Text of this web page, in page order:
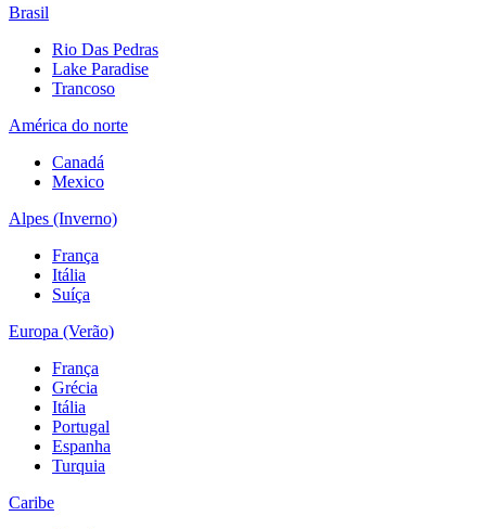
Brasil
Rio Das Pedras
Lake Paradise
Trancoso
América do norte
Canadá
Mexico
Alpes (Inverno)
França
Itália
Suíça
Europa (Verão)
França
Grécia
Itália
Portugal
Espanha
Turquia
Caribe